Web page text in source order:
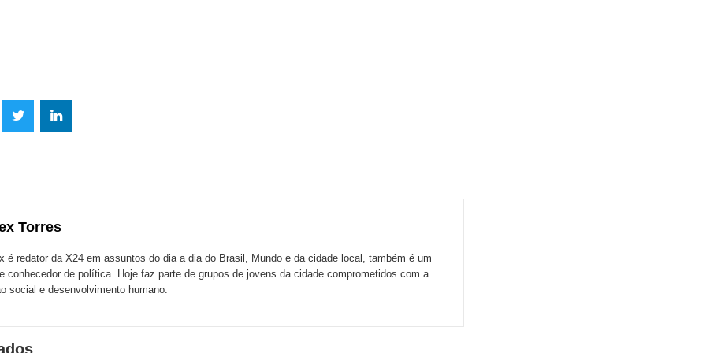
Torres
é redator da X24 em assuntos do dia a dia do Brasil, Mundo e da cidade local, também é um
conhecedor de política. Hoje faz parte de grupos de jovens da cidade comprometidos com a
social e desenvolvimento humano.